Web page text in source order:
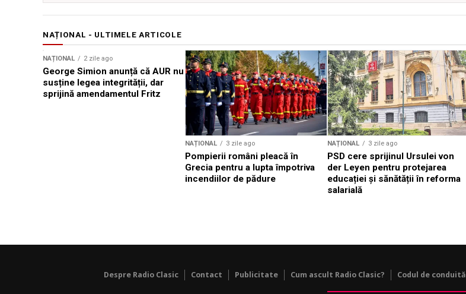
NAȚIONAL - ULTIMELE ARTICOLE
NAȚIONAL 2 zile ago
George Simion anunță că AUR nu
susține legea integrității, dar
sprijină amendamentul Fritz
NAȚIONAL 3 zile ago
Pompierii români pleacă în
Grecia pentru a lupta împotriva
incendiilor de pădure
NAȚIONAL 3 zile ago
PSD cere sprijinul Ursulei von
der Leyen pentru protejarea
educației și sănătății în reforma
salarială
Despre Radio Clasic Contact Publicitate Cum ascult Radio Clasic? Codul de conduită